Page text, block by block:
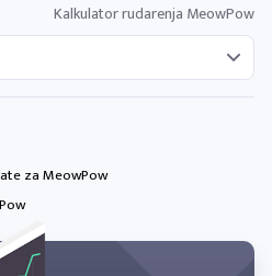
Kalkulator rudarenja MeowPow
za MeowPow